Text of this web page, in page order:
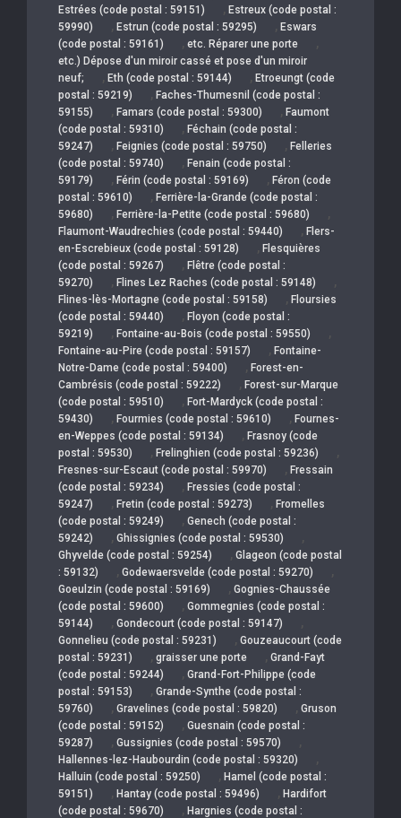
Estrées (code postal : 59151) , Estreux (code postal :
59990)
, Estrun (code postal : 59295) , Eswars
(code postal : 59161)
, etc. Réparer une porte ,
etc.) Dépose d'un miroir cassé et pose d'un miroir
neuf;
, Eth (code postal : 59144) , Etroeungt (code
postal : 59219)
, Faches-Thumesnil (code postal :
59155)
, Famars (code postal : 59300) , Faumont
(code postal : 59310)
, Féchain (code postal :
59247)
, Feignies (code postal : 59750) , Felleries
(code postal : 59740)
, Fenain (code postal :
59179)
, Férin (code postal : 59169) , Féron (code
postal : 59610)
, Ferrière-la-Grande (code postal :
59680)
, Ferrière-la-Petite (code postal : 59680) ,
Flaumont-Waudrechies (code postal : 59440) , Flers-
en-Escrebieux (code postal : 59128)
, Flesquières
(code postal : 59267)
, Flêtre (code postal :
59270)
, Flines Lez Raches (code postal : 59148) ,
Flines-lès-Mortagne (code postal : 59158) , Floursies
(code postal : 59440)
, Floyon (code postal :
59219)
, Fontaine-au-Bois (code postal : 59550) ,
Fontaine-au-Pire (code postal : 59157) , Fontaine-
Notre-Dame (code postal : 59400)
, Forest-en-
Cambrésis (code postal : 59222)
, Forest-sur-Marque
(code postal : 59510)
, Fort-Mardyck (code postal :
59430)
, Fourmies (code postal : 59610) , Fournes-
en-Weppes (code postal : 59134)
, Frasnoy (code
postal : 59530)
, Frelinghien (code postal : 59236) ,
Fresnes-sur-Escaut (code postal : 59970) , Fressain
(code postal : 59234)
, Fressies (code postal :
59247)
, Fretin (code postal : 59273) , Fromelles
(code postal : 59249)
, Genech (code postal :
59242)
, Ghissignies (code postal : 59530) ,
Ghyvelde (code postal : 59254) , Glageon (code postal
: 59132)
, Godewaersvelde (code postal : 59270) ,
Goeulzin (code postal : 59169) , Gognies-Chaussée
(code postal : 59600)
, Gommegnies (code postal :
59144)
, Gondecourt (code postal : 59147) ,
Gonnelieu (code postal : 59231) , Gouzeaucourt (code
postal : 59231)
, graisser une porte , Grand-Fayt
(code postal : 59244)
, Grand-Fort-Philippe (code
postal : 59153)
, Grande-Synthe (code postal :
59760)
, Gravelines (code postal : 59820) , Gruson
(code postal : 59152)
, Guesnain (code postal :
59287)
, Gussignies (code postal : 59570) ,
Hallennes-lez-Haubourdin (code postal : 59320) ,
Halluin (code postal : 59250) , Hamel (code postal :
59151)
, Hantay (code postal : 59496) , Hardifort
(code postal : 59670)
, Hargnies (code postal :